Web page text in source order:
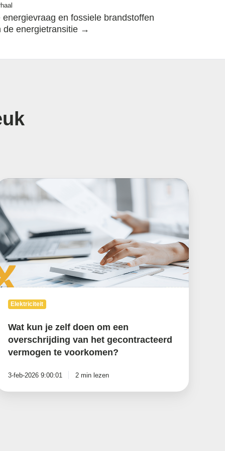
energievraag en fossiele brandstoffen
de energietransitie →
Elektriciteit
Wat kun je zelf doen om een
overschrijding van het gecontracteerd
vermogen te voorkomen?
3-feb-2026 9:00:01 2 min lezen